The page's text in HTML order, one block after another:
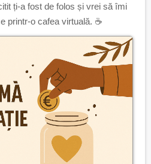
ți-a fost de folos și vrei să îmi
printr-o cafea virtuală. ☕